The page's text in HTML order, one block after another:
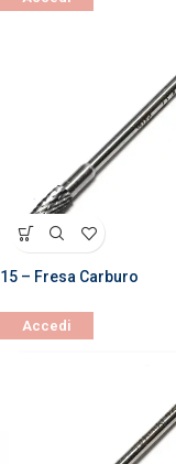
15 – Fresa Carburo
Accedi